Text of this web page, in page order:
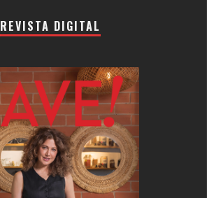
REVISTA DIGITAL